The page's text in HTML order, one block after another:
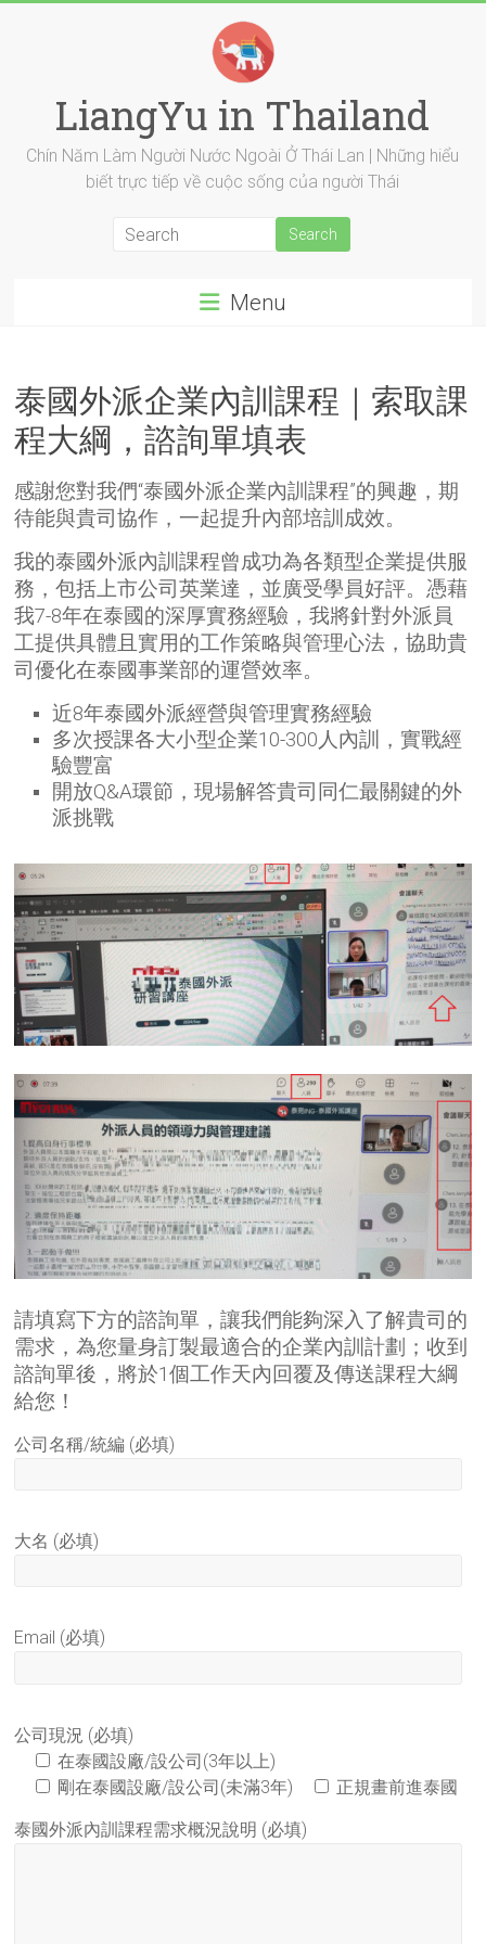
LiangYu in Thailand
Chín Năm Làm Người Nước Ngoài Ở Thái Lan | Những hiểu
biết trực tiếp về cuộc sống của người Thái
Menu
泰國外派企業內訓課程｜索取課
程大綱，諮詢單填表
感謝您對我們“泰國外派企業內訓課程”的興趣，期
待能與貴司協作，一起提升內部培訓成效。
我的泰國外派內訓課程曾成功為各類型企業提供服
務，包括上市公司英業達，並廣受學員好評。憑藉
我7-8年在泰國的深厚實務經驗，我將針對外派員
工提供具體且實用的工作策略與管理心法，協助貴
司優化在泰國事業部的運營效率。
近8年泰國外派經營與管理實務經驗
多次授課各大小型企業10-300人內訓，實戰經
驗豐富
開放Q&A環節，現場解答貴司同仁最關鍵的外
派挑戰
請填寫下方的諮詢單，讓我們能夠深入了解貴司的
需求，為您量身訂製最適合的企業內訓計劃；收到
諮詢單後，將於1個工作天內回覆及傳送課程大綱
給您！
公司名稱/統編 (必填)
大名 (必填)
Email (必填)
公司現況 (必填)
在泰國設廠/設公司(3年以上)
剛在泰國設廠/設公司(未滿3年)
正規畫前進泰國
泰國外派內訓課程需求概況說明 (必填)